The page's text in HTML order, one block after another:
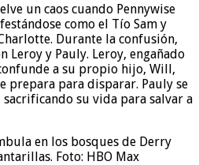
un caos cuando Pennywise
como el Tío Sam y
Durante la confusión,
Leroy y Pauly. Leroy, engañado
a su propio hijo, Will,
prepara para disparar. Pauly se
su vida para salvar a
en los bosques de Derry
Foto: HBO Max